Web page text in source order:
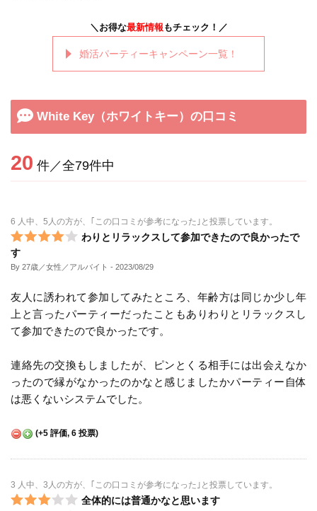
＼お得な最新情報 もチェック！／
婚活パーティーキャンペーン一覧！
White Key（ホワイトキー）の口コミ
20 件／全79件中
6 人中、5人の方が、｢この口コミが参考になった｣と投票しています。
わりとリラックスして参加できたので良かったで
す
By 27歳／女性／アルバイト - 2023/08/29
友人に誘われて参加してみたところ、年齢方は同じか少し年
上と言ったパーティーだったこともありわりとリラックスし
て参加できたので良かったです。
連絡先の交換もしましたが、ピンとくる相手には出会えなか
ったので縁がなかったのかなと感じましたかパーティー自体
は悪くないシステムでした。
(+5 評価, 6 投票)
3 人中、3人の方が、｢この口コミが参考になった｣と投票しています。
全体的には普通かなと思います